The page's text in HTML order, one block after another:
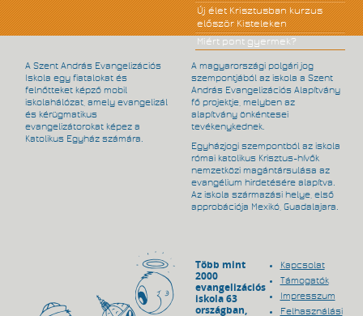
Új élet Krisztusban kurzus
először Kisteleken
Miért pont gyermek?
A Szent András Evangelizációs
Iskola egy fiatalokat és
felnőtteket képző mobil
iskolahálózat, amely evangelizál
és kérügmatikus
evangelizátorokat képez a
Katolikus Egyház számára.
A magyarországi polgári jog
szempontjából az iskola a Szent
András Evangelizációs Alapítvány
fő projektje, melyben az
alapítvány önkéntesei
tevékenykednek.
Egyházjogi szempontból az iskola
római katolikus Krisztus-hívők
nemzetközi magántársulása az
evangélium hirdetésére alapítva.
Az iskola származási helye, első
approbációja Mexikó, Guadalajara.
Több mint
2000
evangelizációs
iskola 63
országban,
Kapcsolat
Támogatók
Impresszum
Felhasználási